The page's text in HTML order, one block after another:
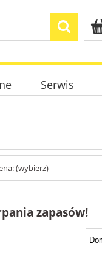
Serwis
(wybierz)
zapasów!